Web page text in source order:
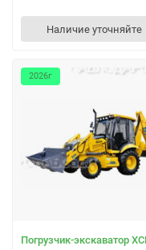
Наличие уточняйте
2026г
Погрузчик-экскаватор